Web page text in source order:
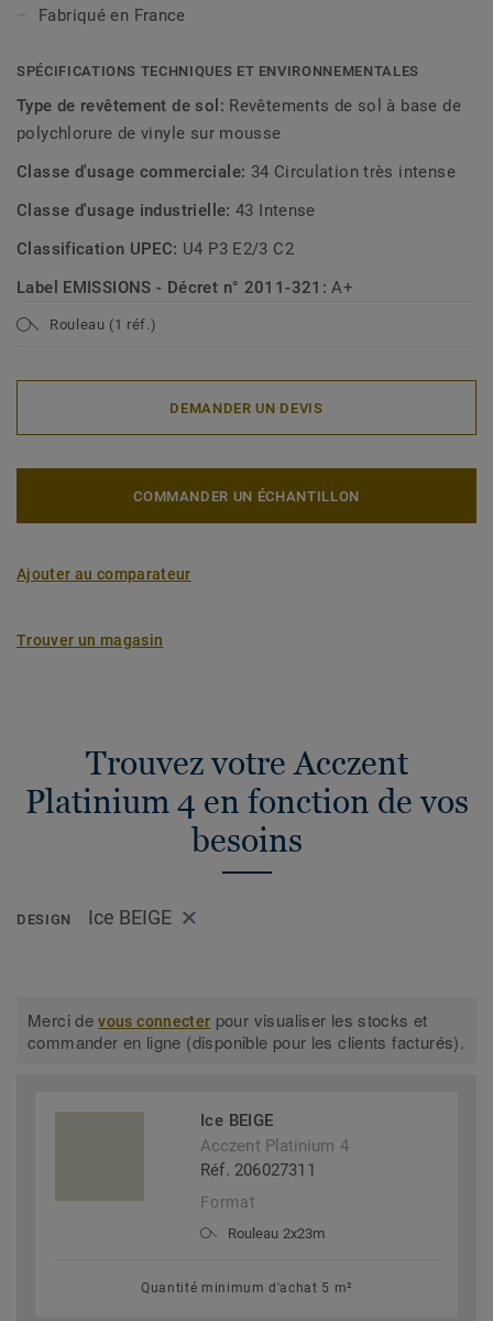
Fabriqué en France
SPÉCIFICATIONS TECHNIQUES ET ENVIRONNEMENTALES
Type de revêtement de sol: Revêtements de sol à base de
polychlorure de vinyle sur mousse
Classe d'usage commerciale: 34 Circulation très intense
Classe d'usage industrielle:43 Intense
Classification UPEC: U4 P3 E2/3 C2
Label EMISSIONS - Décret n° 2011-321:A+
Rouleau (1 réf.)
DEMANDER UN DEVIS
COMMANDER UN ÉCHANTILLON
Ajouter au comparateur
Trouver un magasin
Trouvez votre Acczent
Platinium 4 en fonction de vos
besoins
DESIGN Ice BEIGE
Merci devous connecter pour visualiser les stocks et
commander en ligne (disponible pour les clients facturés).
Ice BEIGE
Acczent Platinium 4
Réf. 206027311
Format
Rouleau 2x23m
Quantité minimum d'achat 5 m²